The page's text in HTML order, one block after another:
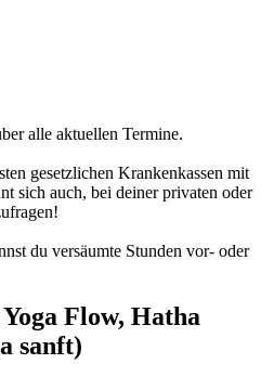
alle aktuellen Termine.
gesetzlichen Krankenkassen mit
sich auch, bei deiner privaten oder
du versäumte Stunden vor- oder
Flow, Hatha
sanft)